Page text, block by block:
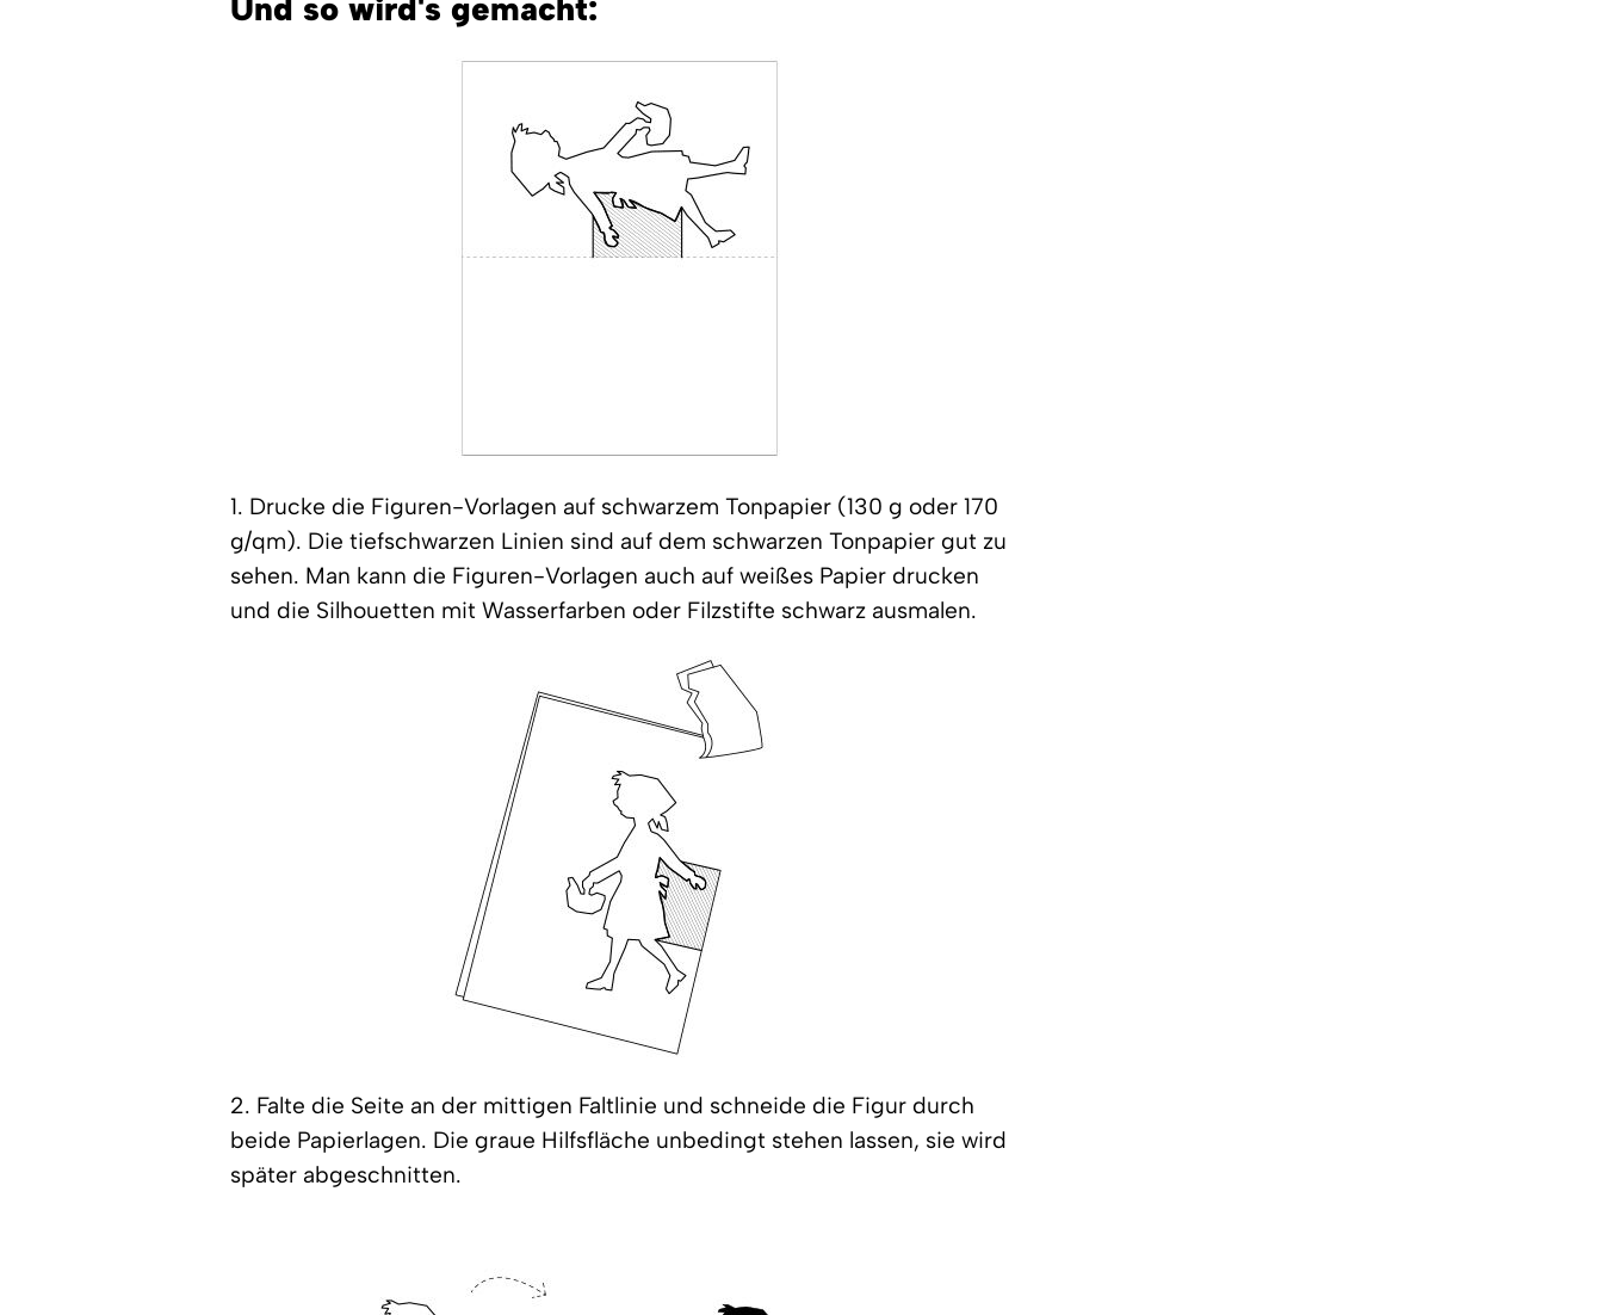
Und so wird's gemacht:
1. Drucke die Figuren-Vorlagen auf schwarzem Tonpapier (130 g oder 170
g/qm). Die tiefschwarzen Linien sind auf dem schwarzen Tonpapier gut zu
sehen. Man kann die Figuren-Vorlagen auch auf weißes Papier drucken
und die Silhouetten mit Wasserfarben oder Filzstifte schwarz ausmalen.
2. Falte die Seite an der mittigen Faltlinie und schneide die Figur durch
beide Papierlagen. Die graue Hilfsfläche unbedingt stehen lassen, sie wird
später abgeschnitten.